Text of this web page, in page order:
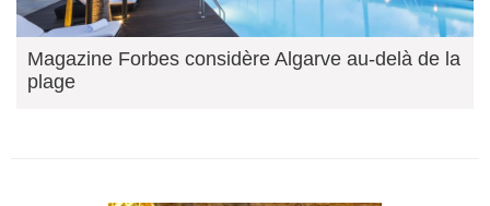
Magazine Forbes considère Algarve au-delà de la
plage